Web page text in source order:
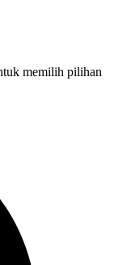
memilih pilihan